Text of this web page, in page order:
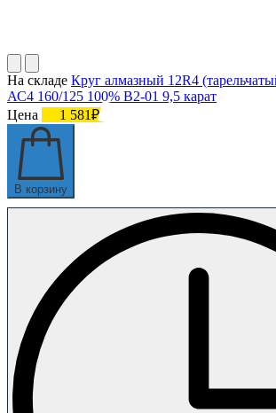
На складе Круг алмазный 12R4
АС4 160/125 100% В2-01 9,5 карат
Цена
1 581₽
В корзину